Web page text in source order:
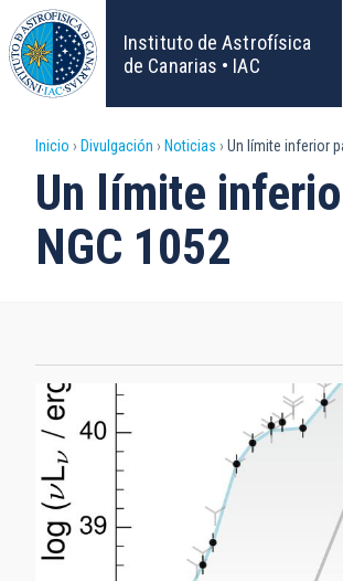
Pasar
al
contenido
principal
Instituto de Astrofísica
de Canarias • IAC
Sobrescribir
enlaces
de
a
la
navegación
Inicio Divulgación Noticias Un límite inferior
Un límite
NGC 1052